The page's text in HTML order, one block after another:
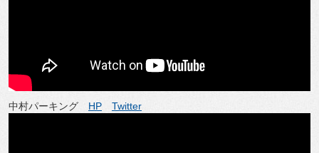
中村パーキング HP Twitter